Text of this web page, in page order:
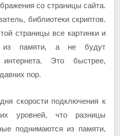
со страницы сайта.
библиотеки скриптов.
страницы все картинки и
из памяти, а не будут
Это быстрее,
пор.
скорости подключения к
уровней, что разницы
поднимаются из памяти,